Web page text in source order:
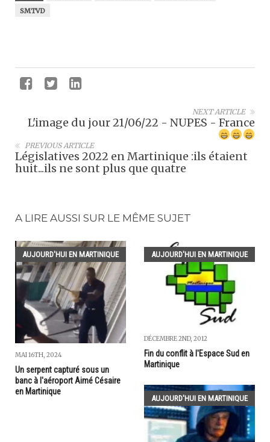
SMTVD
NEXT ARTICLE
L'image du jour 21/06/22 - NUPES - France
PREVIOUS ARTICLE
Législatives 2022 en Martinique :ils étaient
huit...ils ne sont plus que quatre
A LIRE AUSSI SUR LE MÊME SUJET
AUJOURD'HUI EN MARTINIQUE
MAI 16TH, 2024
Un serpent capturé sous un
banc à l'aéroport Aimé Césaire
en Martinique
AUJOURD'HUI EN MARTINIQUE
DÉCEMBRE 2ND, 2012
Fin du conflit à l'Espace Sud en
Martinique
AUJOURD'HUI EN MARTINIQUE